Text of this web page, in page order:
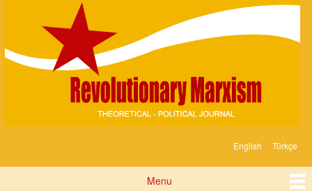
content
Marksizm
English Türkçe
Menu